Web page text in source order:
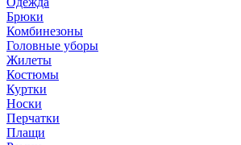
Брюки
Комбинезоны
Головные уборы
Жилеты
Костюмы
Куртки
Носки
Перчатки
Плащи